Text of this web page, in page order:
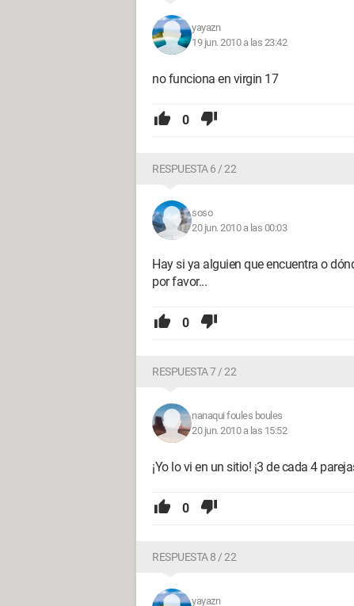
yayazn
19 jun. 2010 a las 23:42
no funciona en virgin 17
0
RESPUESTA 6 / 22
soso
20 jun. 2010 a las 00:03
Hay si ya alguien que encuentra o
por favor...
0
RESPUESTA 7 / 22
nanaqui foules boules
20 jun. 2010 a las 15:52
¡Yo lo vi en un sitio! ¡3 de cada 4
0
RESPUESTA 8 / 22
yayazn